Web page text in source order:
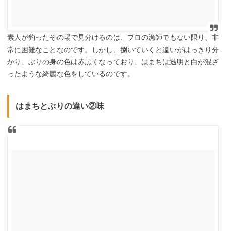
素人が釣ったその場で見分けるのは、プロの漁師でもない限り、非
常に困難なことなのです。しかし、捌いていくと違いがはっきり分
かり、ぶりの身の色は赤黒くなっており、はまちは透明と白が混ざ
ったような綺麗な色をしているのです。
はまちとぶりの違い②味